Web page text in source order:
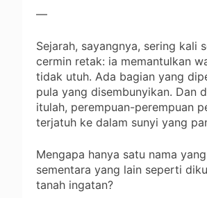
—
Sejarah, sayangnya, sering kali
cermin retak: ia memantulkan
tidak utuh. Ada bagian yang
pula yang disembunyikan. Dan
itulah, perempuan-perempuan
terjatuh ke dalam sunyi yang
Mengapa hanya satu nama
sementara yang lain seperti
tanah ingatan?